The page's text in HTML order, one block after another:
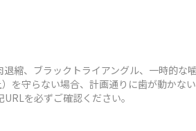
縮、ブラックトライアングル、一時的な
を守らない場合、計画通りに歯が動かない
を必ずご確認ください。